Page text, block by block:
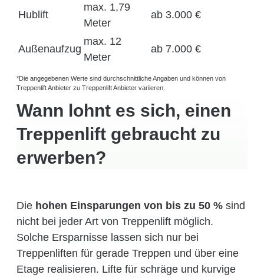
Hublift
max. 1,79
Meter
ab 3.000 €
Außenaufzug
max. 12
Meter
ab 7.000 €
*Die angegebenen Werte sind durchschnittliche Angaben und können von
Treppenlift Anbieter zu Treppenlift Anbieter variieren.
Wann lohnt es sich, einen
Treppenlift gebraucht zu
erwerben?
Die hohen Einsparungen von bis zu 50 % sind
nicht bei jeder Art von Treppenlift möglich.
Solche Ersparnisse lassen sich nur bei
Treppenliften für gerade Treppen und über eine
Etage realisieren. Lifte für schräge und kurvige